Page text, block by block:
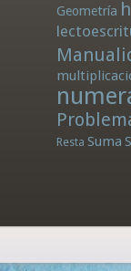
Geometría
Resta Suma